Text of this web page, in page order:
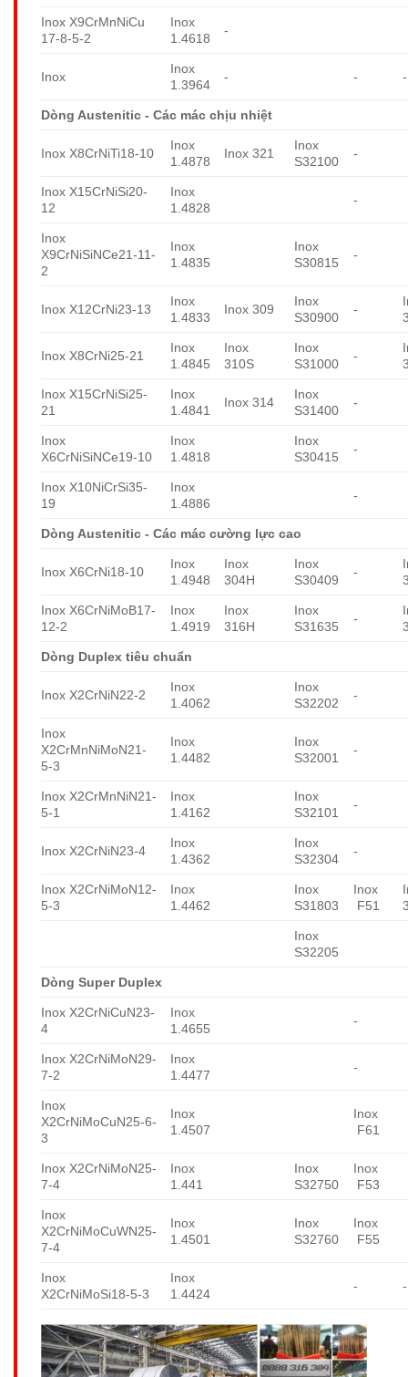
Inox X9CrMnNiCu
17-8-5-2
Inox
1.4618
-
Inox
Inox
1.3964
- - -
Dòng Austenitic - Các mác chịu nhiệt
Inox X8CrNiTi18-10
Inox
1.4878
Inox 321
Inox
S32100
-
Inox X15CrNiSi20-
12
Inox
1.4828
-
Inox
X9CrNiSiNCe21-11-
2
Inox
1.4835
Inox
S30815
-
Inox X12CrNi23-13
Inox
1.4833
Inox 309
Inox
S30900
-
Inox X8CrNi25-21
Inox
1.4845
Inox
310S
Inox
S31000
-
Inox X15CrNiSi25-
21
Inox
1.4841
Inox 314
Inox
S31400
-
Inox
X6CrNiSiNCe19-10
Inox
1.4818
Inox
S30415
-
Inox X10NiCrSi35-
19
Inox
1.4886
-
Dòng Austenitic - Các mác cường lực cao
Inox X6CrNi18-10
Inox
1.4948
Inox
304H
Inox
S30409
-
Inox X6CrNiMoB17-
12-2
Inox
1.4919
Inox
316H
Inox
S31635
-
Dòng Duplex tiêu chuẩn
Inox X2CrNiN22-2
Inox
1.4062
Inox
S32202
-
Inox
X2CrMnNiMoN21-
5-3
Inox
1.4482
Inox
S32001
-
Inox X2CrMnNiN21-
5-1
Inox
1.4162
Inox
S32101
-
Inox X2CrNiN23-4
Inox
1.4362
Inox
S32304
-
Inox X2CrNiMoN12-
5-3
Inox
1.4462
Inox
S31803
Inox
F51
Inox
S32205
Dòng Super Duplex
Inox X2CrNiCuN23-
4
Inox
1.4655
-
Inox X2CrNiMoN29-
7-2
Inox
1.4477
-
Inox
X2CrNiMoCuN25-6-
3
Inox
1.4507
Inox
F61
Inox X2CrNiMoN25-
7-4
Inox
1.441
Inox
S32750
Inox
F53
Inox
X2CrNiMoCuWN25-
7-4
Inox
1.4501
Inox
S32760
Inox
F55
Inox
X2CrNiMoSi18-5-3
Inox
1.4424
- -